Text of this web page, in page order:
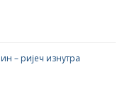
– ријеч изнутра